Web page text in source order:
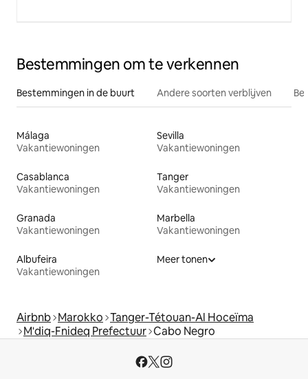
Bestemmingen om te verkennen
Bestemmingen in de buurt Andere soorten verblijven
Málaga
Vakantiewoningen
Sevilla
Vakantiewoningen
Casablanca
Vakantiewoningen
Tanger
Vakantiewoningen
Granada
Vakantiewoningen
Marbella
Vakantiewoningen
Albufeira
Vakantiewoningen
Meer tonen
Airbnb Marokko Tanger-Tétouan-Al Hoceïma
M'diq-Fnideq Prefectuur Cabo Negro